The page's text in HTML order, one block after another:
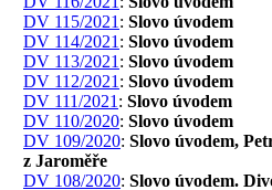
DV 115/2021 : Slovo úvodem
DV 114/2021 : Slovo úvodem
DV 113/2021 : Slovo úvodem
DV 112/2021 : Slovo úvodem
DV 111/2021 : Slovo úvodem
DV 110/2020: Slovo úvodem
DV 109/2020: Slovo úvodem,
z Jaroměře
DV 108/2020: Slovo úvodem.